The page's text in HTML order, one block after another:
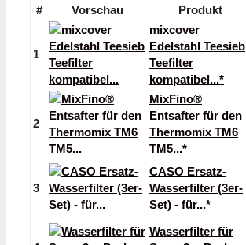
# Vorschau Produkt
1
mixcover
Edelstahl Teesieb
Teefilter
kompatibel...*
2
MixFino®
Entsafter für den
Thermomix TM6
TM5...*
3
CASO Ersatz-
Wasserfilter (3er-
Set) - für...*
Wasserfilter für